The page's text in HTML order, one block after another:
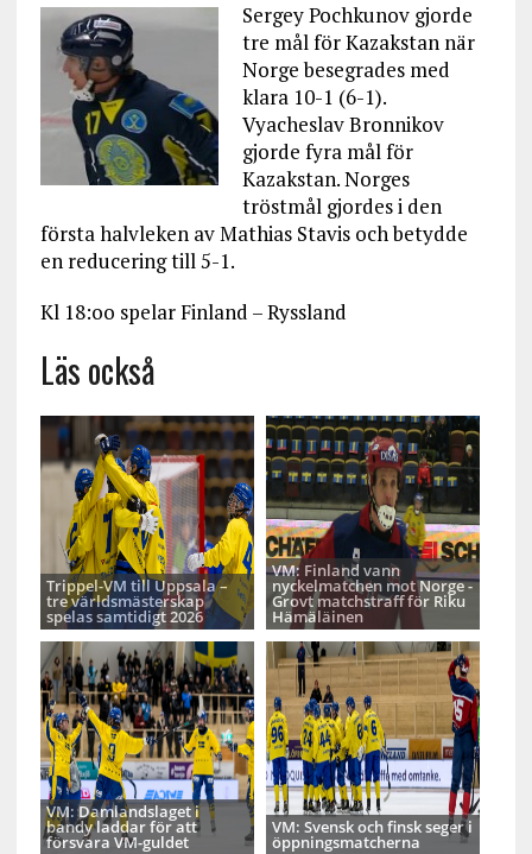
Sergey Pochkunov gjorde
tre mål för Kazakstan när
Norge besegrades med
klara 10-1 (6-1).
Vyacheslav Bronnikov
gjorde fyra mål för
Kazakstan. Norges
tröstmål gjordes i den
första halvleken av Mathias Stavis och betydde
en reducering till 5-1.
Kl 18:oo spelar Finland – Ryssland
Läs också
Trippel-VM till Uppsala –
tre världsmästerskap
spelas samtidigt 2026
VM: Finland vann
nyckelmatchen mot Norge -
Grovt matchstraff för Riku
Hämäläinen
VM: Damlandslaget i
bandy laddar för att
försvara VM-guldet
VM: Svensk och finsk seger i
öppningsmatcherna